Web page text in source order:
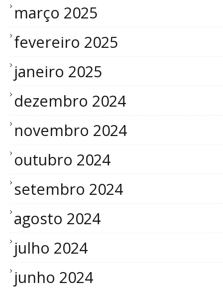
março 2025
fevereiro 2025
janeiro 2025
dezembro 2024
novembro 2024
outubro 2024
setembro 2024
agosto 2024
julho 2024
junho 2024